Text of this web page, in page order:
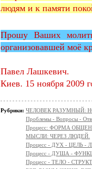
людям и к памяти
Прошу Ваших
организовавшей моё
Павел Лашкевич.
Киев. 15 ноября 2009
Рубрики: ЧЕЛОВЕК РАЗУМНЫЙ:
Проблемы - Вопросы -
Процесс: ФОРМА
МЫСЛИ: ЧЕРЕЗ ЛЮДЕЙ.
Процесс - ДУХ - ЦЕЛЬ -
Процесс - ДУША -
Процесс - ТЕЛО -